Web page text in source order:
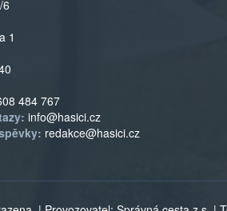
6
1
484 767
info@hasici.cz
redakce@hasici.cz